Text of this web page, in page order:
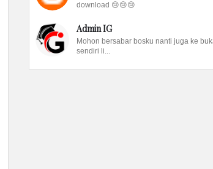
download 😢😢😢
Admin IG
Mohon bersabar bosku nanti juga ke
sendiri li...